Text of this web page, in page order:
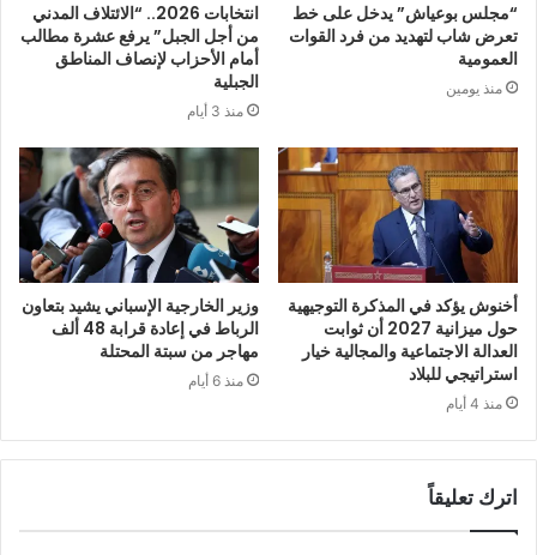
“مجلس بوعياش” يدخل على خط
تعرض شاب لتهديد من فرد القوات
العمومية
منذ يومين
انتخابات 2026.. “الائتلاف المدني
من أجل الجبل” يرفع عشرة مطالب
أمام الأحزاب لإنصاف المناطق
الجبلية
منذ 3 أيام
أخنوش يؤكد في المذكرة التوجيهية
حول ميزانية 2027 أن ثوابت
العدالة الاجتماعية والمجالية خيار
استراتيجي للبلاد
منذ 4 أيام
وزير الخارجية الإسباني يشيد بتعاون
الرباط في إعادة قرابة 48 ألف
مهاجر من سبتة المحتلة
منذ 6 أيام
اترك تعليقاً